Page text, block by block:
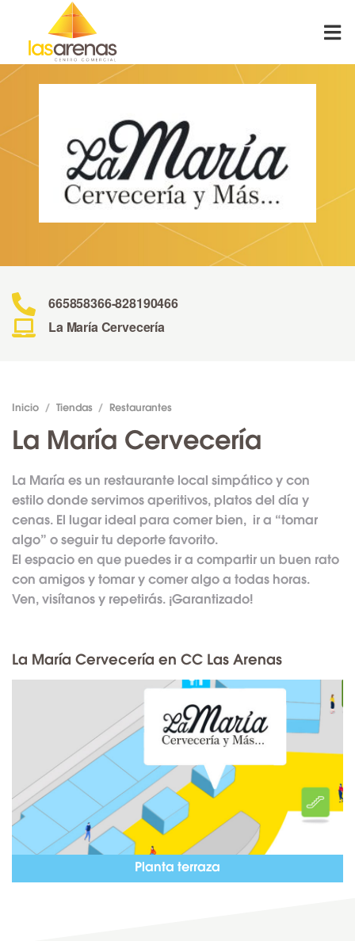
content
665858366-828190466
La María Cervecería
Inicio / Tiendas / Restaurantes
La María Cervecería
La María es un restaurante local simpático y con
estilo donde servimos aperitivos, platos del día y
cenas. El lugar ideal para comer bien, ir a “tomar
algo” o seguir tu deporte favorito.
El espacio en que puedes ir a compartir un buen rato
con amigos y tomar y comer algo a todas horas.
Ven, visítanos y repetirás. ¡Garantizado!
La María Cervecería en CC Las Arenas
Planta terraza